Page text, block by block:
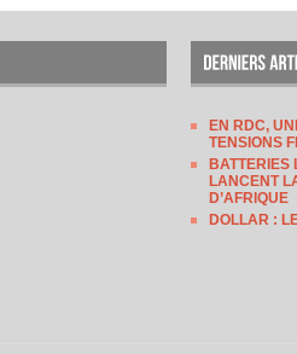
EN RDC,
TENSIONS
BATTERIES
LANCENT
D’AFRIQUE
DOLLAR :